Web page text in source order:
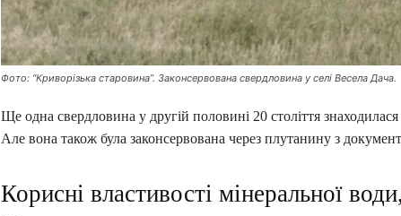
Фото: “Криворізька старовина”. Законсервована свердловина у селі Весела Дача.
Ще одна свердловина у другій половині 20 століття
Але вона також була законсервована через плутанину з
Корисні властивості мінеральної